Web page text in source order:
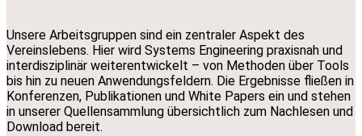
Unsere Arbeitsgruppen sind ein zentraler Aspekt des
Vereinslebens. Hier wird Systems Engineering praxisnah und
interdisziplinär weiterentwickelt – von Methoden über Tools
bis hin zu neuen Anwendungsfeldern. Die Ergebnisse fließen in
Konferenzen, Publikationen und White Papers ein und stehen
in unserer Quellensammlung übersichtlich zum Nachlesen und
Download bereit.